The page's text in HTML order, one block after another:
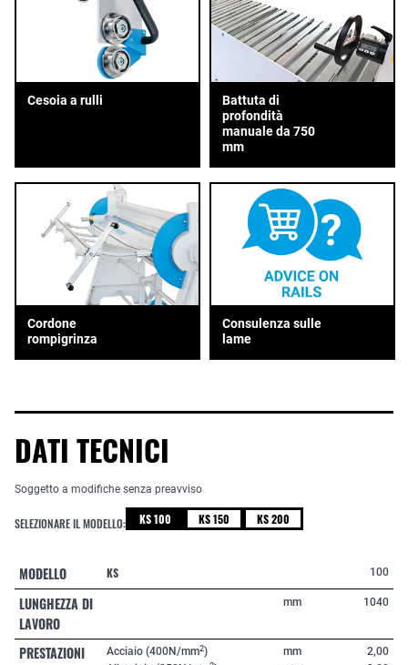
Cesoia a rulli
Battuta di
profondità
manuale da 750
mm
Cordone
rompigrinza
Consulenza sulle
lame
DATI TECNICI
Soggetto a modifiche senza preavviso
SELEZIONARE IL MODELLO: KS 100 KS 150 KS 200
MODELLO KS 100
LUNGHEZZA DI
LAVORO
mm 1040
PRESTAZIONI Acciaio (400N/mm2)
mm
2,00